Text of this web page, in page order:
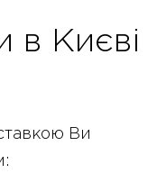
в Києві
Ви